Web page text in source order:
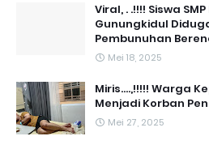
Viral, . .!!!! Siswa
Gunungkidul
Pembunuhan
Mei 18, 2025
Miris....,!!!!! Warga
Menjadi Korban
Mei 27, 2025